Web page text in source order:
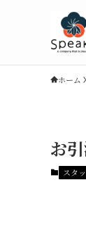
ホーム
お
スタ